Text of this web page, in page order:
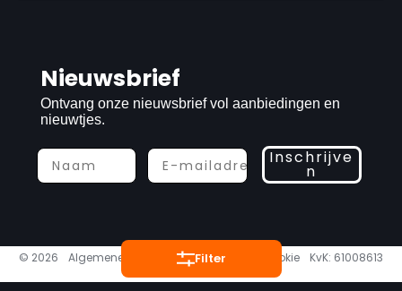
Prijs
€2
Vermogen
Categories
Filter
Nieuwsbrief
Ontvang onze nieuwsbrief vol aanbiedingen en
nieuwtjes.
Inschrijve
n
© 2026 Algemene voorwaarden Privacy & cookie
KvK: 61008613
BTW: NL8541.62.653 B01